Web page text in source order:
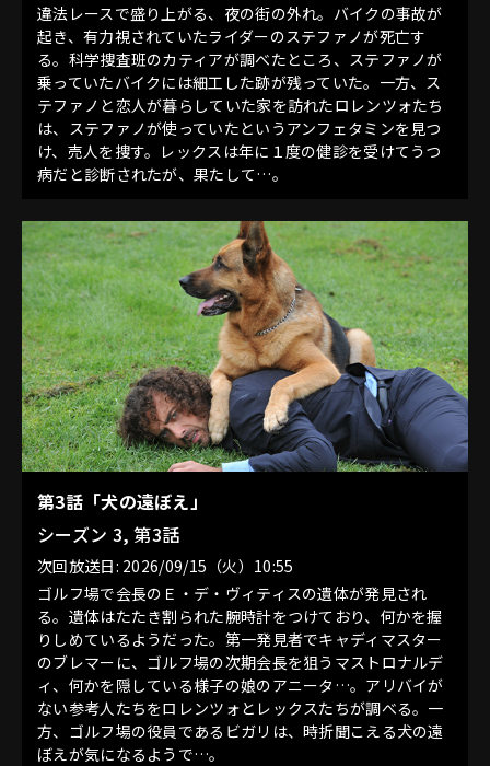
違法レースで盛り上がる、夜の街の外れ。バイクの事故が
起き、有力視されていたライダーのステファノが死亡す
る。科学捜査班のカティアが調べたところ、ステファノが
乗っていたバイクには細工した跡が残っていた。一方、ス
テファノと恋人が暮らしていた家を訪れたロレンツォたち
は、ステファノが使っていたというアンフェタミンを見つ
け、売人を捜す。レックスは年に１度の健診を受けてうつ
病だと診断されたが、果たして…。
第3話「犬の遠ぼえ」
シーズン 3, 第3話
次回放送日: 2026/09/15（火）10:55
ゴルフ場で会長のＥ・デ・ヴィティスの遺体が発見され
る。遺体はたたき割られた腕時計をつけており、何かを握
りしめているようだった。第一発見者でキャディマスター
のブレマーに、ゴルフ場の次期会長を狙うマストロナルデ
ィ、何かを隠している様子の娘のアニータ…。アリバイが
ない参考人たちをロレンツォとレックスたちが調べる。一
方、ゴルフ場の役員であるビガリは、時折聞こえる犬の遠
ぼえが気になるようで…。